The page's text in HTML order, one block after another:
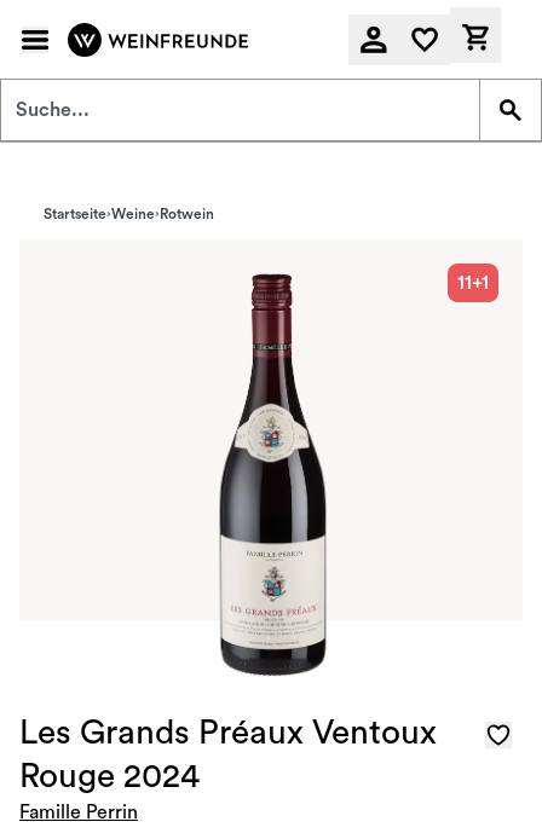
Startseite Weine Rotwein
11+1
Les Grands Préaux Ventoux
Rouge 2024
Famille Perrin